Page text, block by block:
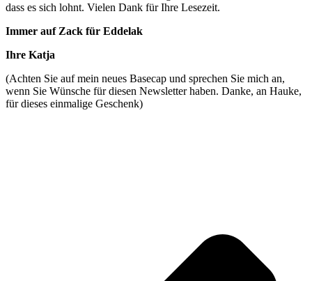
dass es sich lohnt. Vielen Dank für Ihre Lesezeit.
Immer auf Zack für Eddelak
Ihre Katja
(Achten Sie auf mein neues Basecap und sprechen Sie mich an,
wenn Sie Wünsche für diesen Newsletter haben. Danke, an Hauke,
für dieses einmalige Geschenk)